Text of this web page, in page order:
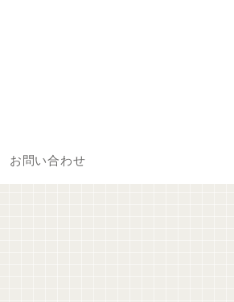
お問い合わせ